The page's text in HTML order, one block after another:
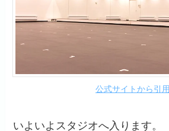
公式サイトから引用
いよいよスタジオへ入ります。